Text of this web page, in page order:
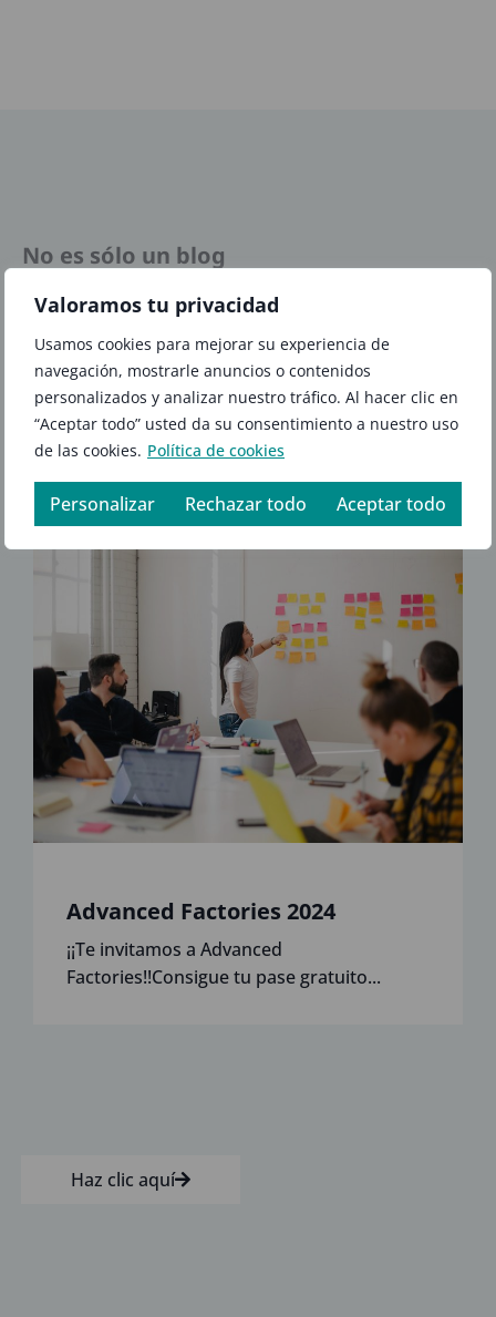
Valoramos tu privacidad
Usamos cookies para mejorar su experiencia de
navegación, mostrarle anuncios o contenidos
personalizados y analizar nuestro tráfico. Al hacer clic en
“Aceptar todo” usted da su consentimiento a nuestro uso
de las cookies. Política de cookies
Personalizar Rechazar todo Aceptar todo
No es sólo un blog
Noticias y
avances sobre
tecnología
Advanced Factories 2024
¡¡Te invitamos a Advanced
Factories!!Consigue tu pase gratuito...
Haz clic aquí